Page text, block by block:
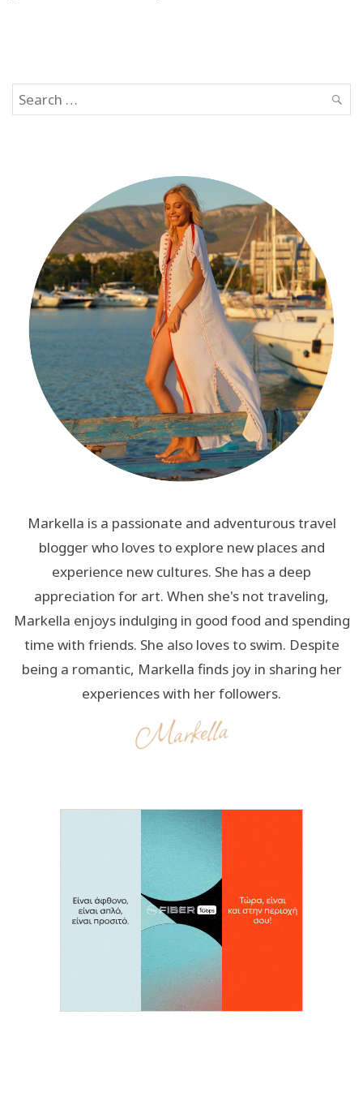
Search
for:
Markella is a passionate and adventurous travel
blogger who loves to explore new places and
experience new cultures. She has a deep
appreciation for art. When she's not traveling,
Markella enjoys indulging in good food and spending
time with friends. She also loves to swim. Despite
being a romantic, Markella finds joy in sharing her
experiences with her followers.